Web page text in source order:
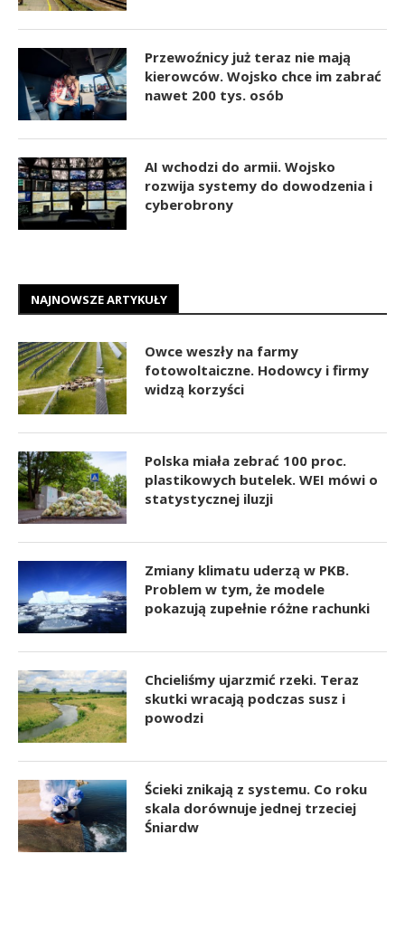
Przewoźnicy już teraz nie mają
kierowców. Wojsko chce im zabrać
nawet 200 tys. osób
AI wchodzi do armii. Wojsko
rozwija systemy do dowodzenia i
cyberobrony
NAJNOWSZE ARTYKUŁY
Owce weszły na farmy
fotowoltaiczne. Hodowcy i firmy
widzą korzyści
Polska miała zebrać 100 proc.
plastikowych butelek. WEI mówi o
statystycznej iluzji
Zmiany klimatu uderzą w PKB.
Problem w tym, że modele
pokazują zupełnie różne rachunki
Chcieliśmy ujarzmić rzeki. Teraz
skutki wracają podczas susz i
powodzi
Ścieki znikają z systemu. Co roku
skala dorównuje jednej trzeciej
Śniardw